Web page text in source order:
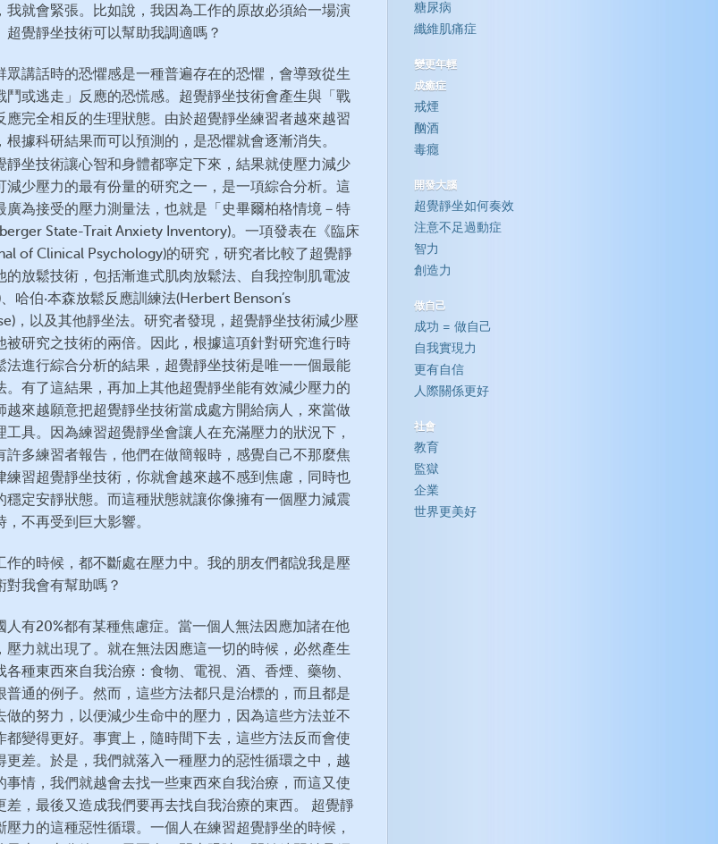
我就會緊張。比如說，我因為工作的原故必須給一場演
超覺靜坐技術可以幫助我調適嗎？
眾講話時的恐懼感是一種普遍存在的恐懼，會導致從生
鬥或逃走」反應的恐慌感。超覺靜坐技術會產生與「戰
應完全相反的生理狀態。由於超覺靜坐練習者越來越習
據科研結果而可以預測的，是恐懼就會逐漸消失。
靜坐技術讓心智和身體都寧定下來，結果就使壓力減少
減少壓力的最有份量的研究之一，是一項綜合分析。這
廣為接受的壓力測量法，也就是「史畢爾柏格情境－特
State-Trait Anxiety Inventory)。一項發表在《臨床
of Clinical Psychology)的研究，研究者比較了超覺靜
的放鬆技術，包括漸進式肌肉放鬆法、自我控制肌電波
哈伯‧本森放鬆反應訓練法(Herbert Benson’s
，以及其他靜坐法。研究者發現，超覺靜坐技術減少壓
被研究之技術的兩倍。因此，根據這項針對研究進行時
法進行綜合分析的結果，超覺靜坐技術是唯一一個最能
。有了這結果，再加上其他超覺靜坐能有效減少壓力的
越來越願意把超覺靜坐技術當成處方開給病人，來當做
具。因為練習超覺靜坐會讓人在充滿壓力的狀況下，
許多練習者報告，他們在做簡報時，感覺自己不那麼焦
練習超覺靜坐技術，你就會越來越不感到焦慮，同時也
穩定安靜狀態。而這種狀態就讓你像擁有一個壓力減震
不再受到巨大影響。
作的時候，都不斷處在壓力中。我的朋友們都說我是壓
對我會有幫助嗎？
人有20%都有某種焦慮症。當一個人無法因應加諸在他
壓力就出現了。就在無法因應這一切的時候，必然產生
各種東西來自我治療：食物、電視、酒、香煙、藥物、
普通的例子。然而，這些方法都只是治標的，而且都是
做的努力，以便減少生命中的壓力，因為這些方法並不
都變得更好。事實上，隨時間下去，這些方法反而會使
更差。於是，我們就落入一種壓力的惡性循環之中，越
事情，我們就越會去找一些東西來自我治療，而這又使
差，最後又造成我們要再去找自我治療的東西。 超覺靜
力的這種惡性循環。一個人在練習超覺靜坐的時候，
糖尿病
纖維肌痛症
變更年輕
成癒症
戒煙
酗酒
毒癮
開發大腦
超覺靜坐如何奏效
注意不足過動症
智力
創造力
做自己
成功 = 做自己
自我實現力
更有自信
人際關係更好
社會
教育
監獄
企業
世界更美好